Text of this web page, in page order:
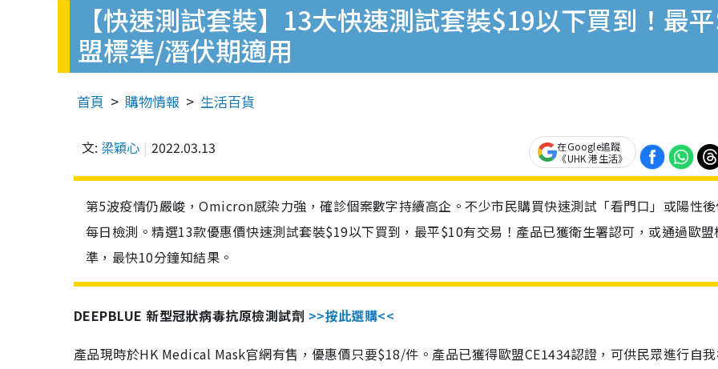
【快速測試套裝】13大快速測試套裝$19以下買到！最
盟標準/潛伏期適用
首頁 購物情報 生活百貨
文: 梁穎心 2022.03.13
在Google追蹤
《UHK 港生活》
第5波疫情仍嚴峻，Omicron感染力強，確診個案數字持續高企。不少市民購買快速測試「看門口」或陽性
每日檢測。精選13款優惠價快速測試套裝$19以下買到，最平$10有交易！產品已獲衛生署認可，或通過歐盟
準，最快10分鐘知結果。
DEEPBLUE 新型冠狀病毒抗原檢測試劑 >>按此選購<<
產品現時於HK Medical Mask官網有售，優惠價只要$18/件。產品已獲得歐盟CE1434認證，可供民眾進行自